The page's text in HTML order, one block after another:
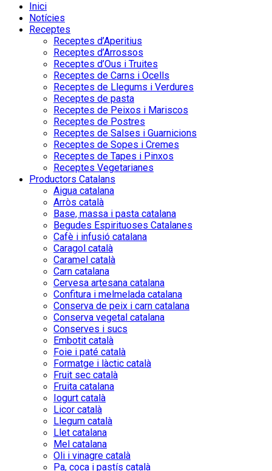
Inici
Notícies
Receptes
Receptes d’Aperitius
Receptes d’Arrossos
Receptes d’Ous i Truites
Receptes de Carns i Ocells
Receptes de Llegums i Verdures
Receptes de pasta
Receptes de Peixos i Mariscos
Receptes de Postres
Receptes de Salses i Guarnicions
Receptes de Sopes i Cremes
Receptes de Tapes i Pinxos
Receptes Vegetarianes
Productors Catalans
Aigua catalana
Arròs català
Base, massa i pasta catalana
Begudes Espirituoses Catalanes
Cafè i infusió catalana
Caragol català
Caramel català
Carn catalana
Cervesa artesana catalana
Confitura i melmelada catalana
Conserva de peix i carn catalana
Conserva vegetal catalana
Conserves i sucs
Embotit català
Foie i paté català
Formatge i làctic català
Fruit sec català
Fruita catalana
Iogurt català
Licor català
Llegum català
Llet catalana
Mel catalana
Oli i vinagre català
Pa, coca i pastís català